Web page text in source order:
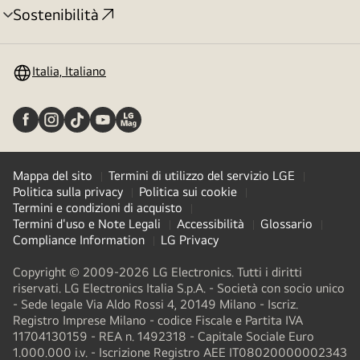
Sostenibilità
Attivazione
Italia, Italiano
Mappa del sito
Termini di utilizzo del servizio LGE
Politica sulla privacy
Politica sui cookie
Termini e condizioni di acquisto
Termini d'uso e Note Legali
Accessibilità
Glossario
Compliance Information
LG Privacy
Copyright © 2009-2026 LG Electronics. Tutti i diritti
riservati. LG Electronics Italia S.p.A. - Società con socio unico
- Sede legale Via Aldo Rossi 4, 20149 Milano - Iscriz.
Registro Imprese Milano - codice Fiscale e Partita IVA
11704130159 - REA n. 1492318 - Capitale Sociale Euro
1.000.000 i.v. - Iscrizione Registro AEE IT08020000002343​